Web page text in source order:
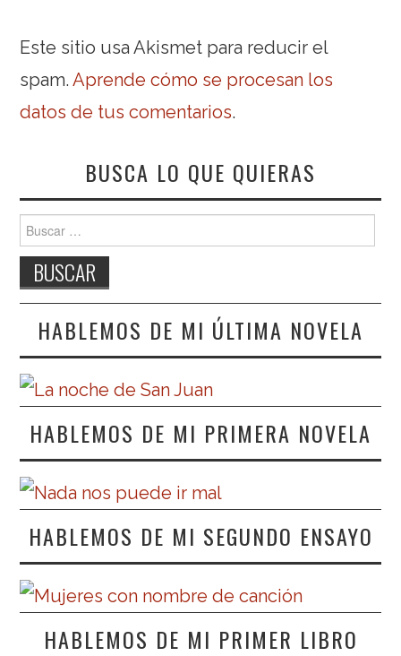
Este sitio usa Akismet para reducir el
spam.Aprende cómo se procesan los
datos de tus comentarios.
BUSCA LO QUE QUIERAS
Buscar:
HABLEMOS DE MI ÚLTIMA NOVELA
HABLEMOS DE MI PRIMERA NOVELA
HABLEMOS DE MI SEGUNDO ENSAYO
HABLEMOS DE MI PRIMER LIBRO